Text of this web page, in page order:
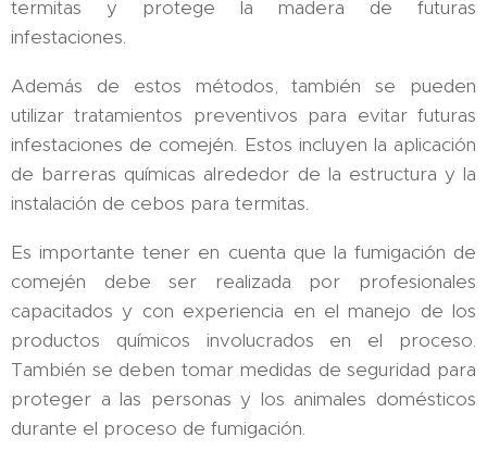
termitas y protege la madera de futuras
infestaciones.
Además de estos métodos, también se pueden
utilizar tratamientos preventivos para evitar futuras
infestaciones de comején. Estos incluyen la aplicación
de barreras químicas alrededor de la estructura y la
instalación de cebos para termitas.
Es importante tener en cuenta que la fumigación de
comején debe ser realizada por profesionales
capacitados y con experiencia en el manejo de los
productos químicos involucrados en el proceso.
También se deben tomar medidas de seguridad para
proteger a las personas y los animales domésticos
durante el proceso de fumigación.